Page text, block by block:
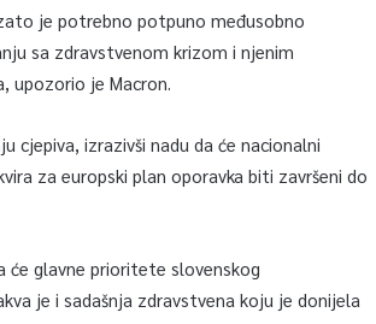
je potrebno potpuno međusobno
sa zdravstvenom krizom i njenim
upozorio je Macron.
cjepiva, izrazivši nadu da će nacionalni
za europski plan oporavka biti završeni do
će glavne prioritete slovenskog
je i sadašnja zdravstvena koju je donijela